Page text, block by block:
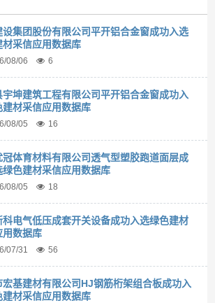
设集团股份有限公司平开铝合金窗成功入选
材采信应用数据库
08/06 6
宇坤建筑工程有限公司平开铝合金窗成功入
建材采信应用数据库
08/05 16
冠体育材料有限公司透气型塑胶跑道面层成
绿色建材采信应用数据库
08/05 18
科电气低压成套开关设备成功入选绿色建材
用数据库
07/31 56
宏基建材有限公司HJ钢筋桁架组合板成功入
建材采信应用数据库